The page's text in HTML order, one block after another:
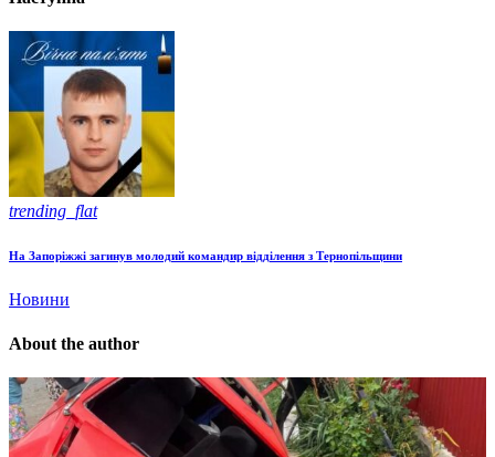
trending_flat
На Запоріжжі загинув молодий командир відділення з Тернопільщини
Новини
About the author